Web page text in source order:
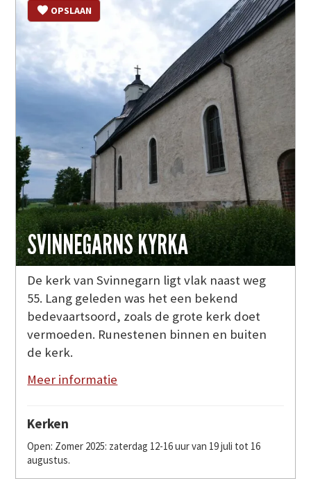
SVINNEGARNS KYRKA
OPSLAAN
De kerk van Svinnegarn ligt vlak naast weg
55. Lang geleden was het een bekend
bedevaartsoord, zoals de grote kerk doet
vermoeden. Runestenen binnen en buiten
de kerk.
Meer informatie
Kerken
Open: Zomer 2025: zaterdag 12-16 uur van 19 juli tot 16
augustus.